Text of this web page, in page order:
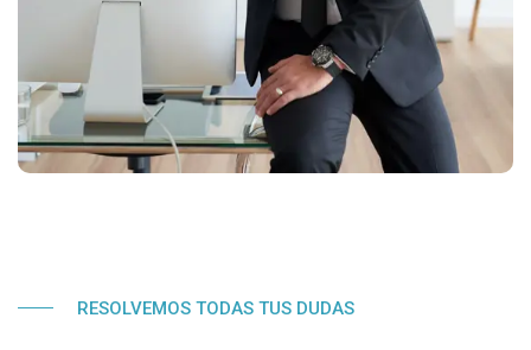
RESOLVEMOS TODAS TUS DUDAS